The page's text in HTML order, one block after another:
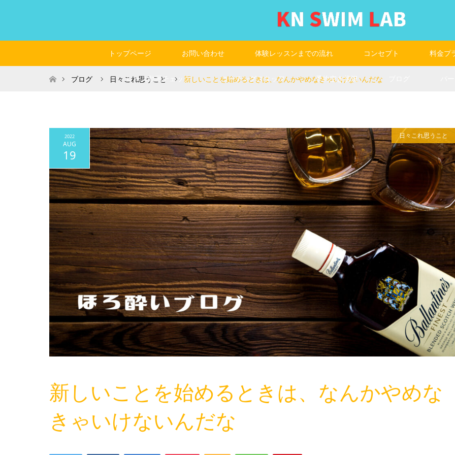
トップページ お問い合わせ 体験レッスンまでの流れ コンセプト 料金プ
レース動画チェック コーチングスタッフ 予約空き状況
ホームブログ 日々これ思うこと 新しいことを始めるときは、なんかやめなきゃいけないんだな
2022
AUG
19
日々これ思うこと
新しいことを始めるときは、なんかやめな
きゃいけないんだな